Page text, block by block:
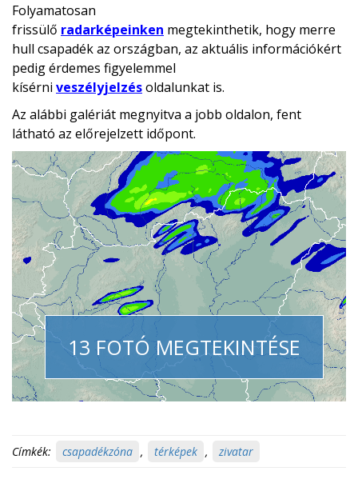
Folyamatosan
frissülő radarképeinken megtekinthetik, hogy merre
hull csapadék az országban, az aktuális információkért
pedig érdemes figyelemmel
kísérni veszélyjelzésoldalunkat is.
Az alábbi galériát megnyitva a jobb oldalon, fent
látható az előrejelzett időpont.
13 FOTÓ MEGTEKINTÉSE
Címkék: csapadékzóna , térképek , zivatar